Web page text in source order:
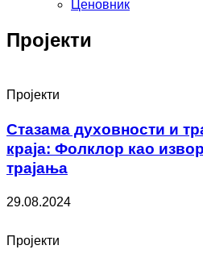
Ценовник
Пројекти
Пројекти
Стазама духовности и
краја: Фолклор као
трајања
29.08.2024
Пројекти